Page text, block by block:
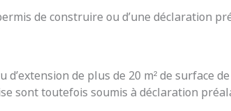
de construire ou d’une déclaration
de plus de 20 m² de surface
sont toutefois soumis à déclaration